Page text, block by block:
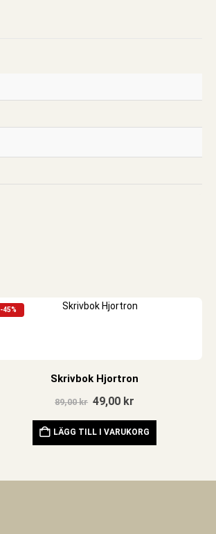
-45%
Skrivbok Hjortron
89,00kr Det
ursprungliga
priset
var:
89,00 kr.
49,00 krDet
priset
är:
49,00 kr.
LÄGG TILL I VARUKORG